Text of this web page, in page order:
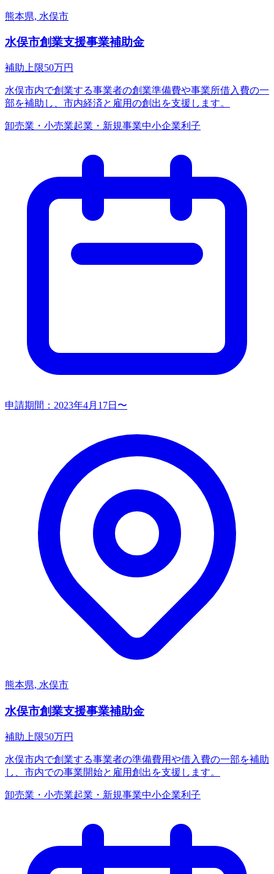
熊本県, 水俣市
水俣市創業支援事業補助金
補助上限50万円
水俣市内で創業する事業者の創業準備費や事業所借入費の一
部を補助し、市内経済と雇用の創出を支援します。
卸売業・小売業起業・新規事業中小企業利子
申請期間： 2023年4月17日〜
熊本県, 水俣市
水俣市創業支援事業補助金
補助上限50万円
水俣市内で創業する事業者の準備費用や借入費の一部を補助
し、市内での事業開始と雇用創出を支援します。
卸売業・小売業起業・新規事業中小企業利子